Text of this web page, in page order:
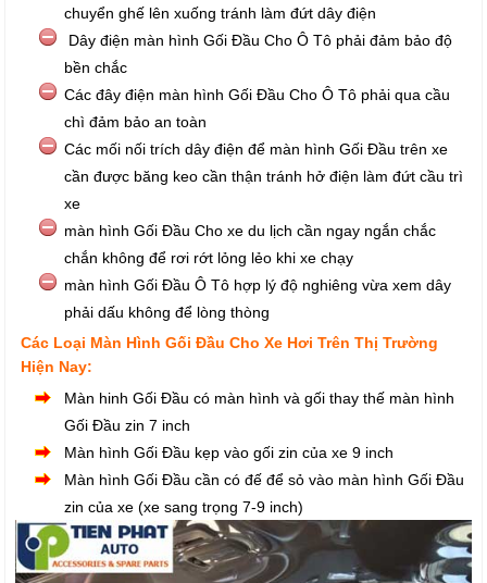
chuyển ghế lên xuống tránh làm đứt dây điện
Dây điện màn hình Gối Đầu Cho Ô Tô phải đảm bảo độ
bền chắc
Các đây điện màn hình Gối Đầu Cho Ô Tô phải qua cầu
chì đảm bảo an toàn
Các mối nối trích dây điện để màn hình Gối Đầu trên xe
cần được băng keo cần thận tránh hở điện làm đứt cầu trì
xe
màn hình Gối Đầu Cho xe du lịch cần ngay ngắn chắc
chắn không để rơi rớt lỏng lẻo khi xe chạy
màn hình Gối Đầu Ô Tô hợp lý độ nghiêng vừa xem dây
phải dấu không để lòng thòng
Các Loại Màn Hình Gối Đầu Cho Xe Hơi Trên Thị Trường
Hiện Nay:
Màn hinh Gối Đầu có màn hình và gối thay thế màn hình
Gối Đầu zin 7 inch
Màn hình Gối Đầu kẹp vào gối zin của xe 9 inch
Màn hình Gối Đầu cần có đế để sỏ vào màn hình Gối Đầu
zin của xe (xe sang trọng 7-9 inch)